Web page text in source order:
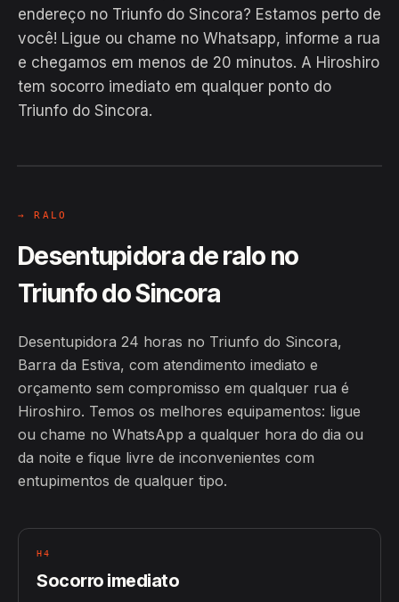
endereço no Triunfo do Sincora? Estamos perto de
você! Ligue ou chame no Whatsapp, informe a rua
e chegamos em menos de 20 minutos. A Hiroshiro
tem socorro imediato em qualquer ponto do
Triunfo do Sincora.
Hiroshiro · Triunfo do Sincora, Barra
→ RALO
Desentupidora de ralo no
Triunfo do Sincora
Desentupidora 24 horas no Triunfo do Sincora,
Barra da Estiva, com atendimento imediato e
orçamento sem compromisso em qualquer rua é
Hiroshiro. Temos os melhores equipamentos: ligue
ou chame no WhatsApp a qualquer hora do dia ou
da noite e fique livre de inconvenientes com
entupimentos de qualquer tipo.
H4
Socorro imediato